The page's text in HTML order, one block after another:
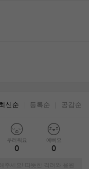
신순 등록순 공감순
부러워요
0
예뻐요
0
세요! 따뜻한 격려와 응원